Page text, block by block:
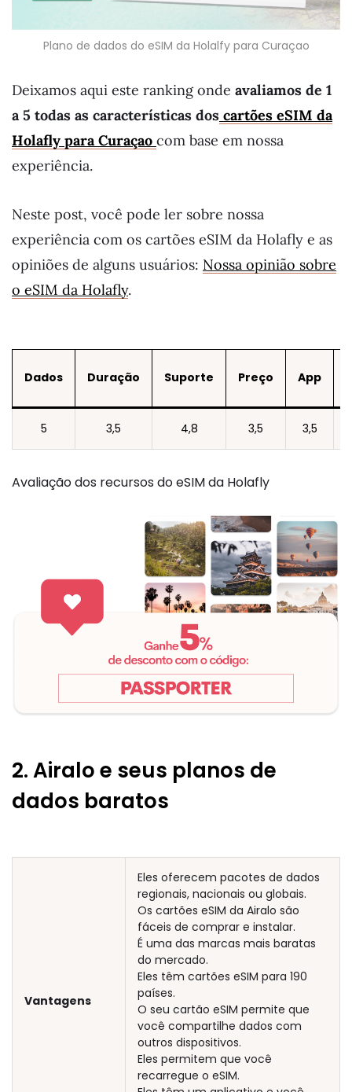
Plano de dados do eSIM da Holalfy para Curaçao
Deixamos aqui este ranking onde avaliamos de 1
a 5 todas as características dos cartões eSIM da
Holafly para Curaçao com base em nossa
experiência.
Neste post, você pode ler sobre nossa
experiência com os cartões eSIM da Holafly e as
opiniões de alguns usuários: Nossa opinião sobre
o eSIM da Holafly.
Dados Duração Suporte Preço App
5 3,5 4,8 3,5 3,5
Avaliação dos recursos do eSIM da Holafly
2. Airalo e seus planos de
dados baratos
Vantagens
Eles oferecem pacotes de dados
regionais, nacionais ou globais.
Os cartões eSIM da Airalo são
fáceis de comprar e instalar.
É uma das marcas mais baratas
do mercado.
Eles têm cartões eSIM para 190
países.
O seu cartão eSIM permite que
você compartilhe dados com
outros dispositivos.
Eles permitem que você
recarregue o eSIM.